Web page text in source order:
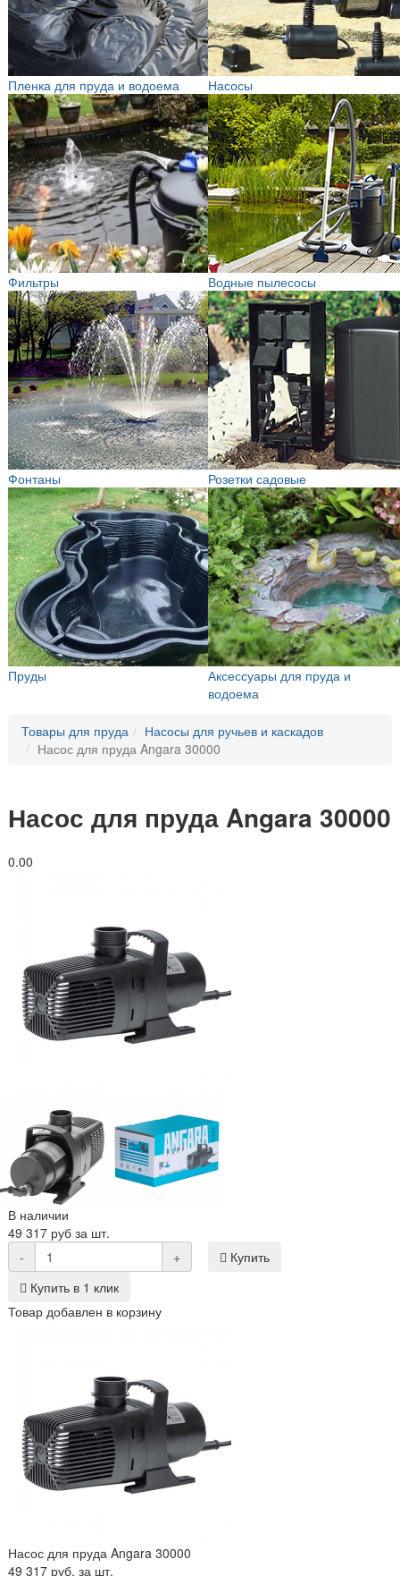
Пленка для пруда и водоема Насосы
Фильтры Водные пылесосы
Фонтаны Розетки садовые
Пруды
Аксессуары для пруда и
водоема
Товары для пруда
Насосы для ручьев и каскадов
Насос для пруда Angara 30000
Насос для пруда Angara 30000
0.00
В наличии
49 317 руб за шт.
-
+
Купить
Купить в 1 клик
Товар добавлен в корзину
Насос для пруда Angara 30000
49 317 руб. за шт.